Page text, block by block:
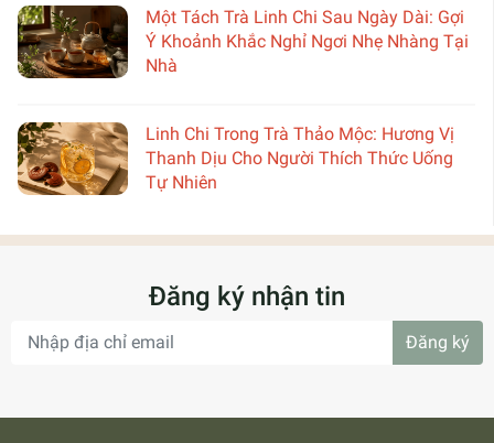
Một Tách Trà Linh Chi Sau Ngày Dài: Gợi
Ý Khoảnh Khắc Nghỉ Ngơi Nhẹ Nhàng Tại
Nhà
Linh Chi Trong Trà Thảo Mộc: Hương Vị
Thanh Dịu Cho Người Thích Thức Uống
Tự Nhiên
Đăng ký nhận tin
Đăng ký